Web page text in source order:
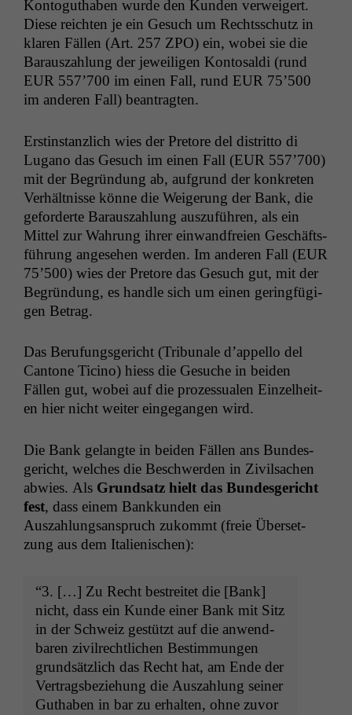
Kon­toguthaben wurde den Kun­den ver­weigert.
Diese reicht­en je ein Gesuch um Rechtss­chutz in
klaren Fällen (Art. 257 ZPO) ein, wobei sie die
Barauszahlung der jew­eili­gen Kon­tosal­di (rund
EUR 557’700 im einen Fall, rund EUR 75’500
im anderen Fall) beantragten.
Erstin­stan­zlich wies der Pre­tore del dis­trit­to di
Lugano das Gesuch im einen Fall (EUR 557’700)
mit der Begrün­dung ab, auf­grund der konkreten
Ver­hält­nisse könne die Weigerung der Bank, die
geforderte Barauszahlung auszuführen, als ein
Mit­tel zur Wahrung ihrer ein­wand­freien Geschäfts­
führung ange­se­hen wer­den. Im anderen Fall (EUR
75’500) wies der Pre­tore das Gesuch gut, mit der
Begrün­dung, es han­dle sich um einen ger­ingfügi­
gen Betrag.
Das Beru­fungs­gericht (Tri­bunale d’appello del
Can­tone Tici­no) hiess die Gesuche in bei­den
Fällen gut, wobei auf die prozes­sualen Einzel­heit­
en hier nicht weit­er einge­gan­gen wird.
Die Bank gelangte in bei­den Fällen ans Bun­des­
gericht, welch­es die Beschw­er­den in Zivil­sachen
abwies. Als Grund­satz hielt das Bun­des­gericht
fest, dass einem Bankkun­den ein
Auszahlungsanspruch zukommt (freie Über­set­
zung aus dem Italienischen):
“3. […] Zu Recht bestre­it­et die [Bank]
nicht, dass ein Kunde ein­er Bank mit Sitz
in der Schweiz gestützt auf die anwend­
baren zivil­rechtlichen Bes­tim­mungen
grund­sät­zlich das Recht hat, am Ende der
Ver­trags­beziehung die Auszahlung sein­er
Guthaben in bar zu erhal­ten, ohne zuvor